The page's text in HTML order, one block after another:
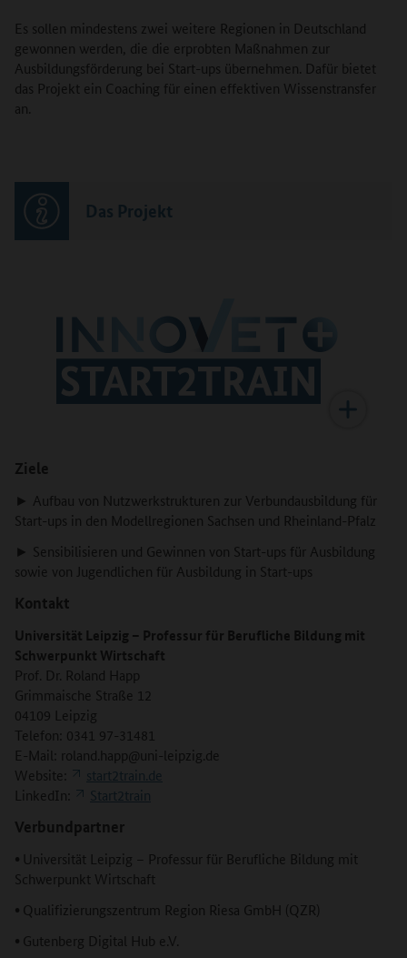
Es sollen mindestens zwei weitere Regionen in Deutschland
gewonnen werden, die die erprobten Maßnahmen zur
Ausbildungsförderung bei Start-ups übernehmen. Dafür bietet
das Projekt ein Coaching für einen effektiven Wissenstransfer
an.
Das Projekt
Ziele
► Aufbau von Nutzwerkstrukturen zur Verbundausbildung für
Start-ups in den Modellregionen Sachsen und Rheinland-Pfalz
► Sensibilisieren und Gewinnen von Start-ups für Ausbildung
sowie von Jugendlichen für Ausbildung in Start-ups
Kontakt
Universität Leipzig – Professur für Berufliche Bildung mit
Schwerpunkt Wirtschaft
Prof. Dr. Roland Happ
Grimmaische Straße 12
04109 Leipzig
Telefon: 0341 97-31481
E-Mail: roland.happ@uni-leipzig.de
Website:
start2train.de
LinkedIn:
Start2train
Verbundpartner
• Universität Leipzig – Professur für Berufliche Bildung mit
Schwerpunkt Wirtschaft
• Qualifizierungszentrum Region Riesa GmbH (QZR)
• Gutenberg Digital Hub e.V.